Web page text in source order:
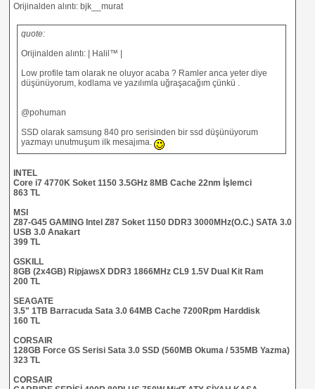
Orijinalden alıntı: bjk__murat
quote:
Orijinalden alıntı: | Halil™ |
Low profile tam olarak ne oluyor acaba ? Ramler anca yeter diye
düşünüyorum, kodlama ve yazılımla uğraşacağım çünkü .
@pohuman
SSD olarak samsung 840 pro serisinden bir ssd düşünüyorum
yazmayı unutmuşum ilk mesajıma.
INTEL
Core i7 4770K Soket 1150 3.5GHz 8MB Cache 22nm İşlemci
863 TL
MSI
Z87-G45 GAMING Intel Z87 Soket 1150 DDR3 3000MHz(O.C.) SATA 3.0
USB 3.0 Anakart
399 TL
GSKILL
8GB (2x4GB) RipjawsX DDR3 1866MHz CL9 1.5V Dual Kit Ram
200 TL
SEAGATE
3.5" 1TB Barracuda Sata 3.0 64MB Cache 7200Rpm Harddisk
160 TL
CORSAIR
128GB Force GS Serisi Sata 3.0 SSD (560MB Okuma / 535MB Yazma)
323 TL
CORSAIR